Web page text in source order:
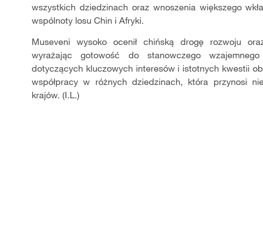
wszystkich dziedzinach oraz wnoszenia większego
wspólnoty losu Chin i Afryki.
Museveni wysoko ocenił chińską drogę rozwoju
wyrażając gotowość do stanowczego
dotyczących kluczowych interesów i istotnych kwestii
współpracy w różnych dziedzinach, która przynosi
krajów. (I.L.)